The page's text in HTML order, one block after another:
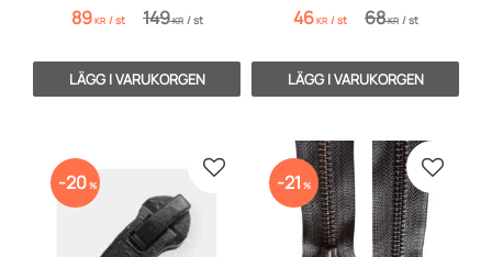
89KR /st 149KR /st 46KR /st 68KR /st
20% Lägg till i favoriter
21 % Lägg